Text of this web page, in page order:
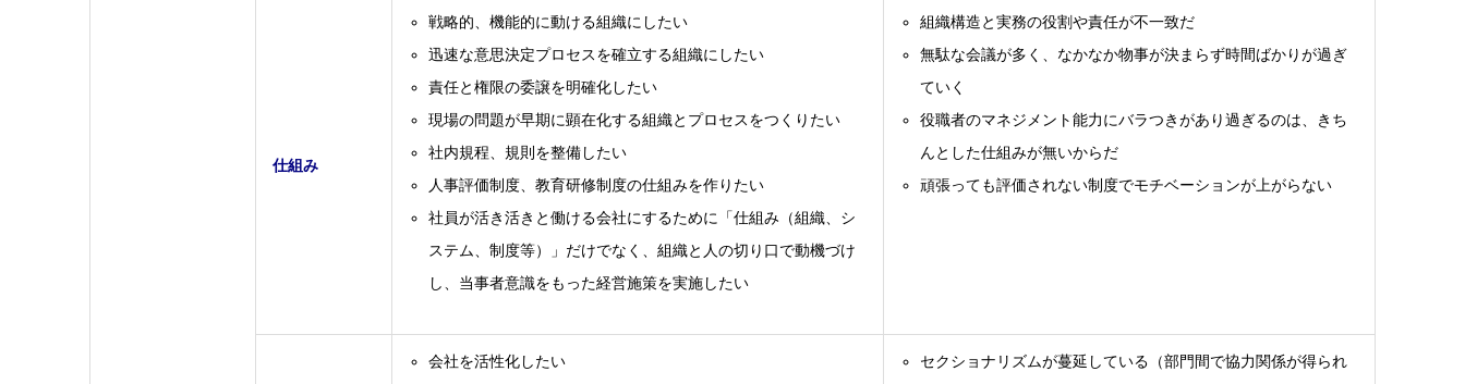
仕組み
戦略的、機能的に動ける組織にしたい
迅速な意思決定プロセスを確立する組織にしたい
責任と権限の委譲を明確化したい
現場の問題が早期に顕在化する組織とプロセスをつくりたい
社内規程、規則を整備したい
人事評価制度、教育研修制度の仕組みを作りたい
社員が活き活きと働ける会社にするために「仕組み（組織、シ
ステム、制度等）」だけでなく、組織と人の切り口で動機づけ
し、当事者意識をもった経営施策を実施したい
組織構造と実務の役割や責任が不一致だ
無駄な会議が多く、なかなか物事が決まらず時間ばかりが過ぎ
ていく
役職者のマネジメント能力にバラつきがあり過ぎるのは、きち
んとした仕組みが無いからだ
頑張っても評価されない制度でモチベーションが上がらない
会社を活性化したい
セクショナリズムが蔓延している（部門間で協力関係が得られ